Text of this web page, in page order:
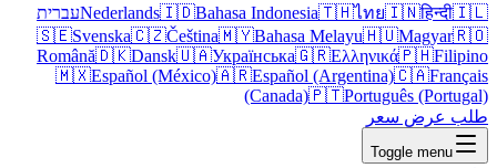
Nederlands🇮🇩Bahasa Indonesia🇹🇭ไทย🇮🇳हिन्दी🇮🇱
עברית
🇸🇪Svenska🇨🇿Čeština🇲🇾Bahasa Melayu🇭🇺Magyar🇷🇴
Română🇩🇰Dansk🇺🇦Українська🇬🇷Ελληνικά🇵🇭Filipino
🇲🇽Español (México)🇦🇷Español (Argentina)🇨🇦Français
(Canada)🇵🇹Português (Portugal)
طلب عرض سعر
Toggle menu